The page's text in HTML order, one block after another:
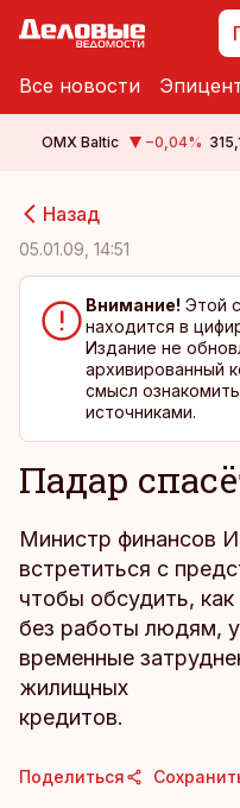
Все новости
OMX Baltic −0,04%
Назад
05.01.09, 14:51
Внимание! Этой
находится в
Издание не
архивированный
смысл
источниками.
Падар
Министр финансов
встретиться с
чтобы обсудить,
без работы людям,
временные
жилищных
кредитов.
Поделиться